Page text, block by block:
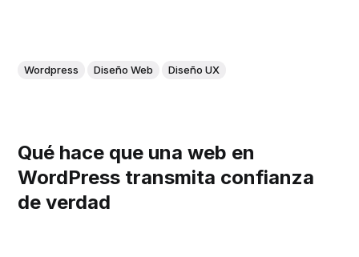
Wordpress Diseño Web Diseño UX
Qué hace que una web en
WordPress transmita confianza
de verdad